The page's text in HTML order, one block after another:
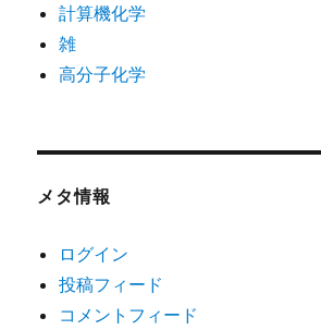
計算機化学
雑
高分子化学
メタ情報
ログイン
投稿フィード
コメントフィード